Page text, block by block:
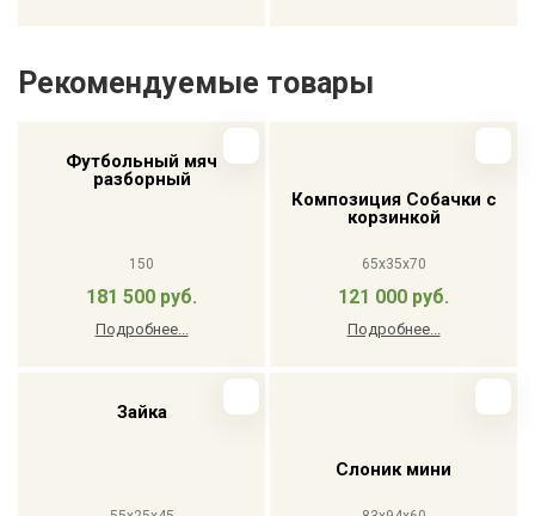
Рекомендуемые товары
Футбольный мяч
разборный
150
181 500 руб.
Подробнее...
Композиция Собачки с
корзинкой
65x35x70
121 000 руб.
Подробнее...
Зайка
Слоник мини